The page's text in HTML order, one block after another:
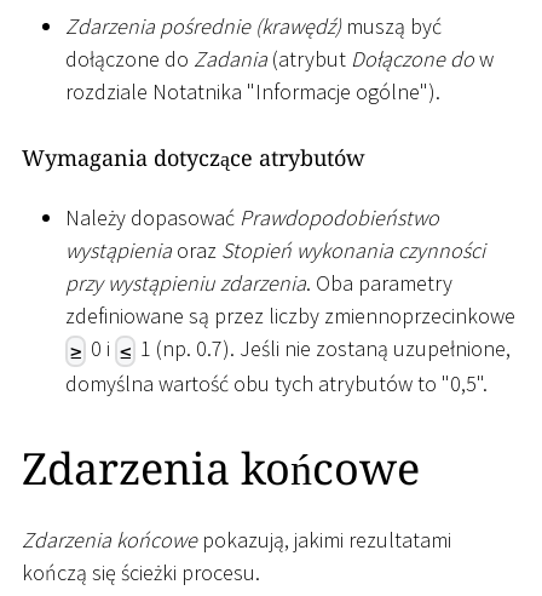
Zdarzenia pośrednie (krawędź)muszą być
dołączone do Zadania (atrybut Dołączone dow
rozdziale Notatnika "Informacje ogólne").
Wymagania dotyczące atrybutów
Należy dopasować Prawdopodobieństwo
wystąpienia oraz Stopień wykonania czynności
przy wystąpieniu zdarzenia. Oba parametry
zdefiniowane są przez liczby zmiennoprzecinkowe
≥ 0 i ≤ 1 (np. 0.7). Jeśli nie zostaną uzupełnione,
domyślna wartość obu tych atrybutów to "0,5".
Zdarzenia końcowe
Zdarzenia końcowepokazują, jakimi rezultatami
kończą się ścieżki procesu.